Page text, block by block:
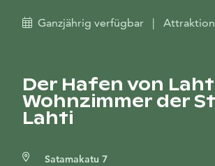
Ganzjährig verfügbar |
Der Hafen von
Wohnzimmer der
Lahti
Satamakatu 7